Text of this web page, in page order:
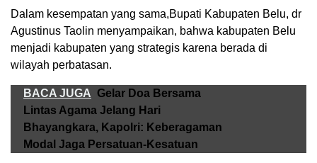
Dalam kesempatan yang sama,Bupati Kabupaten Belu, dr
Agustinus Taolin menyampaikan, bahwa kabupaten Belu
menjadi kabupaten yang strategis karena berada di
wilayah perbatasan.
BACA JUGA Gelar Doa Bersama
Lintas Agama Jelang Hari
Bhayangkara, Kapolri: Keberagaman
Modal Jaga Persatuan-Kesatuan